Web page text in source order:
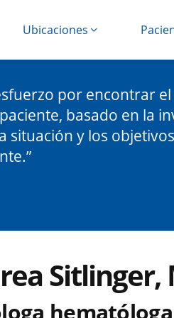
Ubicaciones
por encontrar
basado en la
situación y los
Sitlinger,